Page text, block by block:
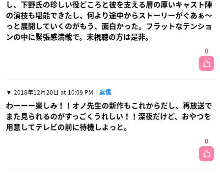
し、下野氏の珍しい役どころと彼を支える層の厚いキャスト陣
の演技も堪能できたし、何より途中からストーリーがぐあぁ〜
っと展開していくのがもう、面白かった。フラットなテンショ
ンの中に緊張感満載で。未視聴の方は是非。
0
2018年12月20日 at 10:09 PM 返信
わーーー楽しみ！！オノ先生の新作もこれからだし、再放送で
また見られるのがすっごくうれしい！！深夜だけど、おやつを
用意してテレビの前に待機しよっと。
0